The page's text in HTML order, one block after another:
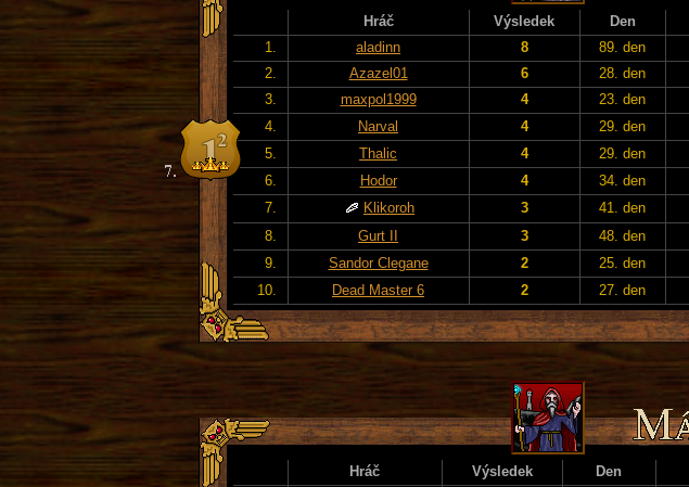
Hráč Výsledek Den
1.
aladinn 8 89. den
2.
Azazel01 6 28. den
3.
maxpol1999 4 23. den
4.
Narval 4 29. den
5.
Thalic 4 29. den
6.
Hodor 4 34. den
7.
Klikoroh 3 41. den
8.
Gurt II 3 48. den
9.
Sandor Clegane 2 25. den
10.
Dead Master 6 2 27. den
Hráč Výsledek Den